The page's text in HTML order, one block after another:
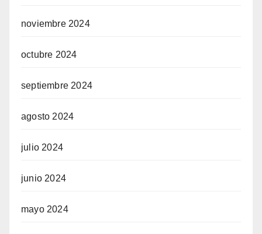
noviembre 2024
octubre 2024
septiembre 2024
agosto 2024
julio 2024
junio 2024
mayo 2024